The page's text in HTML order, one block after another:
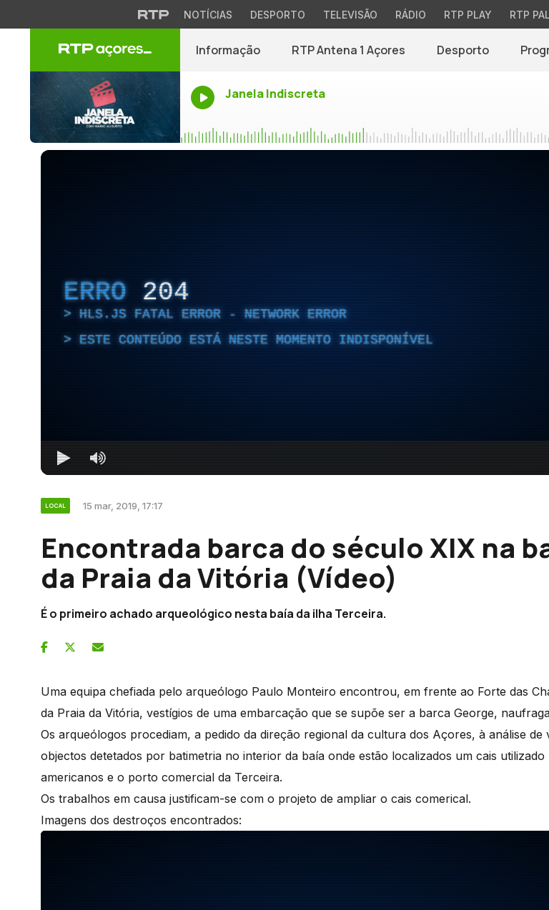
NOTÍCIAS DESPORTO TELEVISÃO RÁDIO RTP PLAY RTP
Informação RTP Antena 1 Açores Desporto
Janela Indiscreta
ERRO 204
HLS.JS FATAL ERROR - NETWORK ERROR
ESTE CONTEÚDO ESTÁ NESTE MOMENTO INDISPONÍVEL
LOCAL 15 mar, 2019, 17:17
Encontrada barca do século XIX na
da Praia da Vitória (Vídeo)
É o primeiro achado arqueológico nesta baía da ilha Terceira.
Uma equipa chefiada pelo arqueólogo Paulo Monteiro encontrou, em frente ao Forte das
da Praia da Vitória, vestígios de uma embarcação que se supõe ser a barca George,
Os arqueólogos procediam, a pedido da direção regional da cultura dos Açores, à análise de
objectos detetados por batimetria no interior da baía onde estão localizados um cais utilizado
americanos e o porto comercial da Terceira.
Os trabalhos em causa justificam-se com o projeto de ampliar o cais comerical.
Imagens dos destroços encontrados: